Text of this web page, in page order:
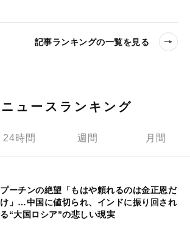
記事ランキングの一覧を見る
ニュースランキング
24時間 週間 月間
プーチンの絶望「もはや頼れるのは金正恩だ
け」…中国に値切られ、インドに振り回され
る“大国ロシア”の悲しい現実